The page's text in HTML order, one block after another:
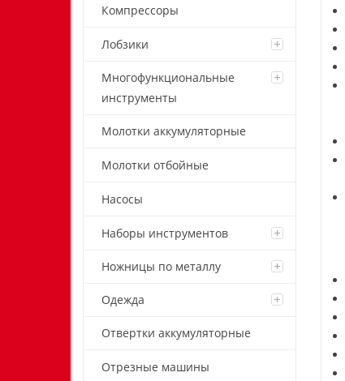
Компрессоры
Лобзики
Многофункциональные
инструменты
Молотки аккумуляторные
Молотки отбойные
Насосы
Наборы инструментов
Ножницы по металлу
Одежда
Отвертки аккумуляторные
Отрезные машины